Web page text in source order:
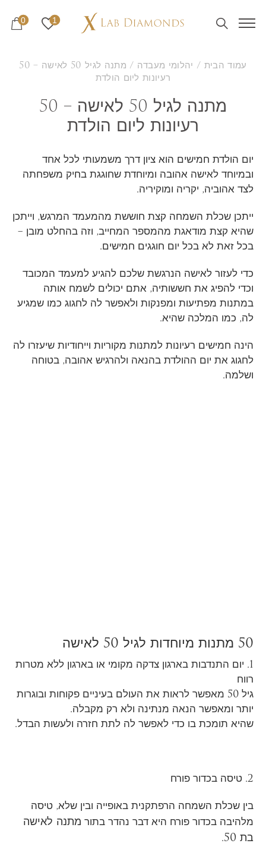
1
0
עמוד הבית / יהלומי מעבדה
/ מתנה לגיל 50 לאישה – 50
רעיונות ליום הולדת
מתנה לגיל 50 לאישה – 50
רעיונות ליום הולדת
יום הולדת חמישים הוא ציון דרך משמעותי לכל אחד
ובמיוחד לאישה אהובה ומיוחדת שחוגגת בחיק משפחתה
לצד אהוביה, יקריה ומוקיריה.
ייתכן שכלת השמחה קצת חוששת מהמעמד המרגש, וייתכן
שהיא קצת מודאגת מהמספר המחייב, וזה בהחלט מובן –
בכל זאת לא בכל יום חוגגים חמישים.
כדי לעזור לאישה הנרגשת שלכם להגיע למעמד המכובד
וכדי להפיג את חששותיה, אתם יכולים לשמח אותה
במתנות מפתיעות ומפנקות ולאפשר לה לחגוג כמו שמגיע
לה, כמו המלכה שהיא.
הינה חמישים רעיונות למתנות מקוריות וייחודיות שיעזרו לה
לחגוג את יום ההולדת בהנאה ולהרגיש אהובה, בטוחה
ושלמה.
50 מתנות מיוחדות לגיל 50 לאישה
1. יום התנדבות בארגון צדקה מקומי או בארגון ללא מטרות
רווח
גיל 50 מאפשר לראות את העולם בעיניים פקוחות ובוגרות
יותר ומאפשר הנאה מנתינה ולא רק מקבלה.
שהיא תומכת בו כדי לאפשר לה לתת חזרה ולעשות הבדל.
2. טיסה בכדור פורח
בין שכלת השמחה הרפתקנית באופייה ובין שלא, טיסה
מלהיבה בכדור פורח היא דבר נהדר בתור מתנה לאישה
בת 50
.